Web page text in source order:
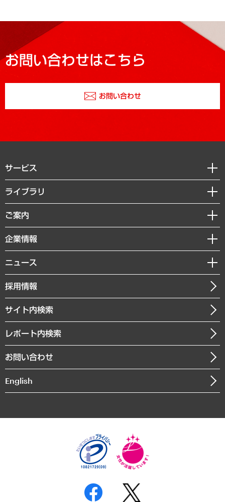
お問い合わせはこちら
お問い合わせ
サービス
経営戦略
組織・人事戦略
デジタルイノベーション
共生・ダイバーシティ
GRC（ガバナンス・リスク・コンプライアンス）・防災（政策）
経済・産業・雇用・労働
まちづくり・観光・交通・スポーツ・スマートシティ
自然資源・農林水産業・食料システム
ライブラリ
経済調査
レポート
コラム
経営用語集
受託・受注実績（官公庁関連）
メディア掲載・出演
ご案内
セミナー・イベント情報
MUFGビジネスセミナー
受託案件情報
企業情報
私たちの想い
社長メッセージ
会社概要
沿革
組織図・本部部室紹介
インドネシア現地法人
個人情報保護方針
反社会的勢力に対する基本方針
ニュース
ニュースリリース
お知らせ
採用情報
サイト内検索
レポート内検索
お問い合わせ
English